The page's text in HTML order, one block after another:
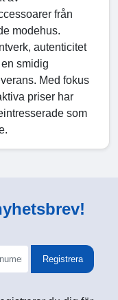
från
modehus.
autenticitet
smidig
Med fokus
priser har
som
Registrera